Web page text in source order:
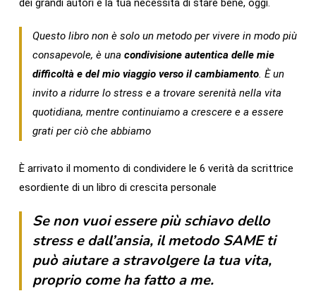
dei grandi autori e la tua necessità di stare bene, oggi.
Questo libro non è solo un metodo per vivere in modo più
consapevole, è una condivisione autentica delle mie
difficoltà e del mio viaggio verso il cambiamento. È un
invito a ridurre lo stress e a trovare serenità nella vita
quotidiana, mentre continuiamo a crescere e a essere
grati per ciò che abbiamo
È arrivato il momento di condividere le 6 verità da scrittrice
esordiente di un libro di crescita personale
Se non vuoi essere più schiavo dello
stress e dall’ansia, il metodo SAME ti
può aiutare a stravolgere la tua vita,
proprio come ha fatto a me.